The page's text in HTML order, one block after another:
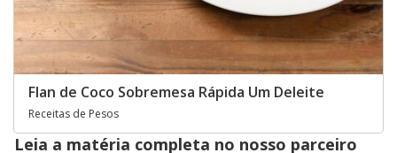
Flan de Coco Sobremesa Rápida Um Deleite
Receitas de Pesos
Leia a matéria completa no nosso parceiro